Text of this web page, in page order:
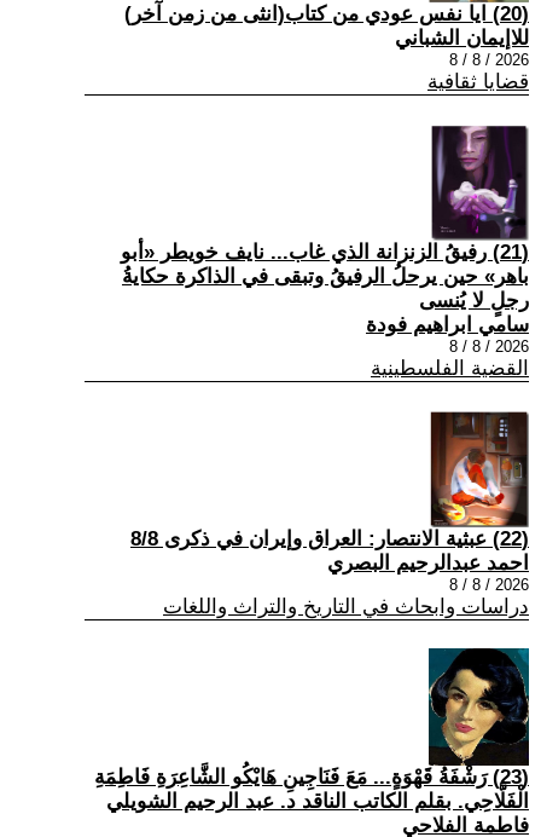
(20) ايا نفس عودي من كتاب(انثى من زمن آخر)
للاإيمان الشباني
2026 / 8 / 8
قضايا ثقافية
(21) رفيقُ الزنزانة الذي غاب... نايف خويطر «أبو
باهر» حين يرحلُ الرفيقُ وتبقى في الذاكرة حكايةُ
رجلٍ لا يُنسى
سامي ابراهيم فودة
2026 / 8 / 8
القضية الفلسطينية
(22) عبثية الانتصار: العراق وإيران في ذكرى 8/8
احمد عبدالرحيم البصري
2026 / 8 / 8
دراسات وابحاث في التاريخ والتراث واللغات
(23) رَشْفَةُ قَهْوَةٍ... مَعَ فَنَاجِينِ هَايْكُو الشَّاعِرَةِ فَاطِمَةِ
الْفَلَّاحِي. بقلم الكاتب الناقد د. عبد الرحيم الشويلي
فاطمة الفلاحي